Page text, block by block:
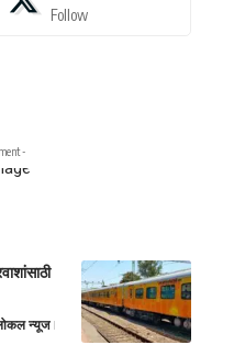
Follow
-
न्यूज